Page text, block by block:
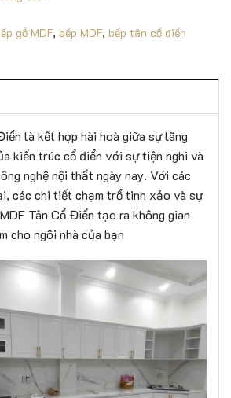
gỗ MDF, bếp MDF, bếp tân cổ điển
là kết hợp hài hoà giữa sự lãng
kiến trúc cổ điển với sự tiện nghi và
nghệ nội thất ngày nay. Với các
các chi tiết chạm trổ tinh xảo và sự
Tân Cổ Điển tạo ra không gian
cho ngôi nhà của bạn